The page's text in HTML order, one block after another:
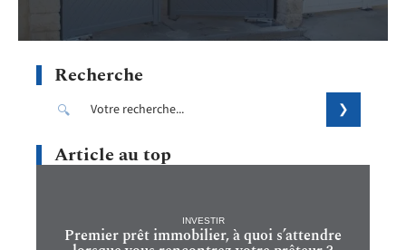
Recherche
Article au top
INVESTIR
Premier prêt immobilier, à quoi s’attendre